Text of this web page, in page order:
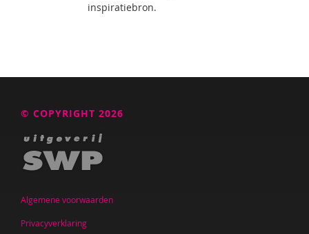
inspiratiebron.
© COPYRIGHT 2026
Algemene voorwaarden
Privacyverklaring